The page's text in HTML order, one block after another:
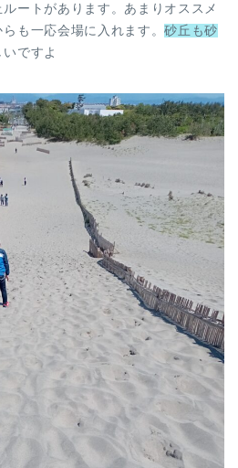
ートがあります。あまりオススメ
も一応会場に入れます。砂丘も砂
ですよ